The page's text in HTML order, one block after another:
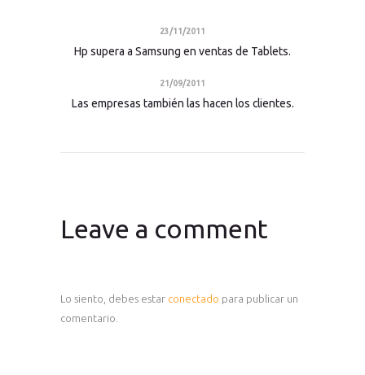
23/11/2011
Hp supera a Samsung en ventas de Tablets.
21/09/2011
Las empresas también las hacen los clientes.
Leave a comment
Lo siento, debes estar conectado para publicar un
comentario.